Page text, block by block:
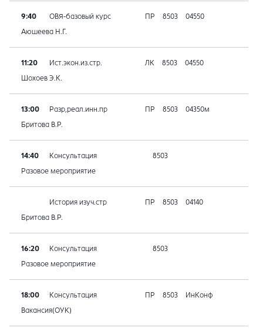
9:40 ОВЯ-базовый курс ПР 8503 04550
Аюшеева Н.Г.
11:20 Ист.экон.из.стр. ЛК 8503 04550
Шохоев Э.К.
13:00 Разр,реал.инн.пр ПР 8503 04350м
Бритова В.Р.
14:40 Консультация 8503
Разовое мероприятие
История изуч.стр ПР 8503 04140
Бритова В.Р.
16:20 Консультация 8503
Разовое мероприятие
18:00 Консультация ПР 8503 ИнКонф
Вакансия(ОУК)